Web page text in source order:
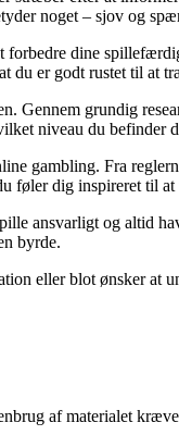
noget – sjov og
dine
du er godt rustet til at
Gennem grundig
niveau du befinder
gambling. Fra
føler dig inspireret til
ansvarligt og altid
byrde.
eller blot ønsker at
af materialet